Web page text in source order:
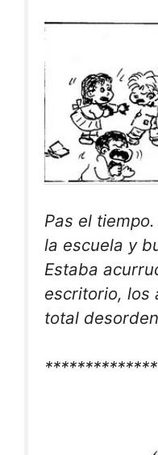
Pas el
la escuela y
Estaba
escritorio, los
total